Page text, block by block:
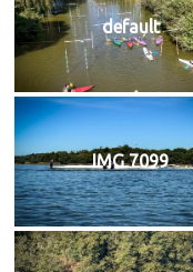
default
IMG 7099